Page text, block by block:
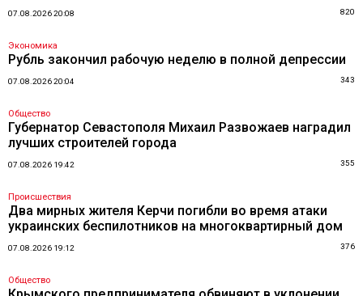
07.08.2026 20:08 820
Экономика
Рубль закончил рабочую неделю в полной депрессии
07.08.2026 20:04 343
Общество
Губернатор Севастополя Михаил Развожаев наградил
лучших строителей города
07.08.2026 19:42 355
Происшествия
Два мирных жителя Керчи погибли во время атаки
украинских беспилотников на многоквартирный дом
07.08.2026 19:12 376
Общество